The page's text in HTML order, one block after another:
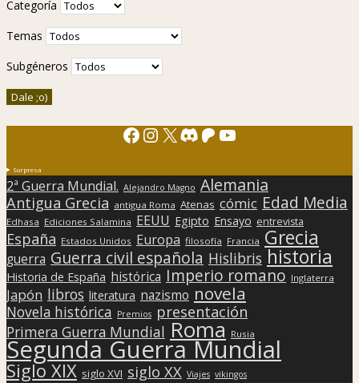
Categoría
Temas
Subgéneros
Facebook
Instagram
X Discord
Patreon
YouTube
Sorpresa
2ª Guerra Mundial. Alejandro Magno Alemania
Antigua Grecia antigua Roma Atenas cómic Edad Media
Edhasa Ediciones Salamina EEUU Egipto Ensayo entrevista
España Estados Unidos Europa filosofía Francia Grecia
guerra Guerra civil española Hislibris historia
Historia de España histórica Imperio romano Inglaterra
Japón libros literatura nazismo novela
Novela histórica Premios presentación
Primera Guerra Mundial Roma Rusia
Segunda Guerra Mundial
Siglo XIX siglo XVI siglo XX Viajes vikingos